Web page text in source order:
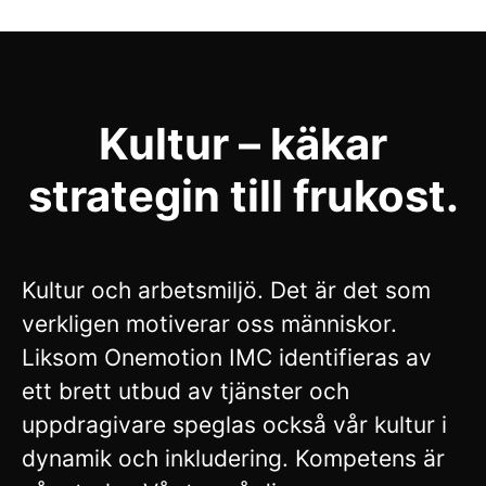
Kultur – käkar
strategin till frukost.
Kultur och arbetsmiljö. Det är det som
verkligen motiverar oss människor.
Liksom Onemotion IMC identifieras av
ett brett utbud av tjänster och
uppdragivare speglas också vår kultur i
dynamik och inkludering. Kompetens är